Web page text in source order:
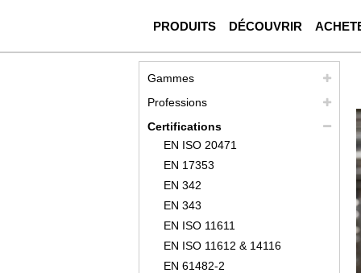
PRODUITS DÉCOUVRIR
Gammes
Professions
Certifications
EN ISO 20471
EN 17353
EN 342
EN 343
EN ISO 11611
EN ISO 11612 & 14116
EN 61482-2